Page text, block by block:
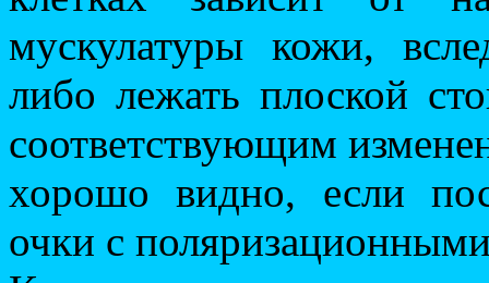
мускулатуры кожи,
либо лежать плоской
соответствующим
хорошо видно, если
очки с